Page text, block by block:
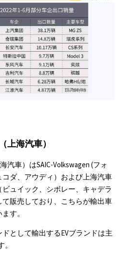
上海汽車）
汽車）はSAIC-Volkswagen (フォ
ダ、アウディ）および上海汽車
ュイック、シボレー、キャデラ
販売しており、こちらが輸出車
す。
として輸出するEVブランドは主